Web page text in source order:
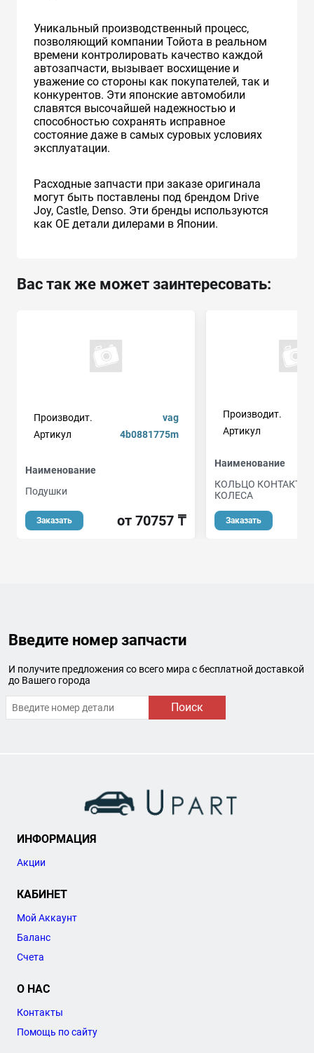
Уникальный производственный процесс,
позволяющий компании Тойота в реальном
времени контролировать качество каждой
автозапчасти, вызывает восхищение и
уважение со стороны как покупателей, так и
конкурентов. Эти японские автомобили
славятся высочайшей надежностью и
способностью сохранять исправное
состояние даже в самых суровых условиях
эксплуатации.
Расходные запчасти при заказе оригинала
могут быть поставлены под брендом Drive
Joy, Castle, Denso. Эти бренды используются
как ОЕ детали дилерами в Японии.
Вас так же может заинтересовать:
Производит.
vag
Артикул
4b0881775m
Наименование
Подушки
Заказать от 70757 ₸
Производит.
Артикул
Наименование
КОЛЬЦО
КОЛЕСА
Заказать
Введите номер запчасти
И получите предложения со всего мира с бесплатной доставкой
до Вашего города
Поиск
ИНФОРМАЦИЯ
Акции
КАБИНЕТ
Мой Аккаунт
Баланс
Счета
О НАС
Контакты
Помощь по сайту